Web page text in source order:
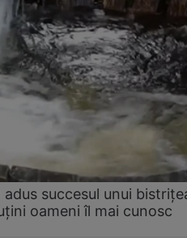
succesul unui
oameni îl mai cunosc